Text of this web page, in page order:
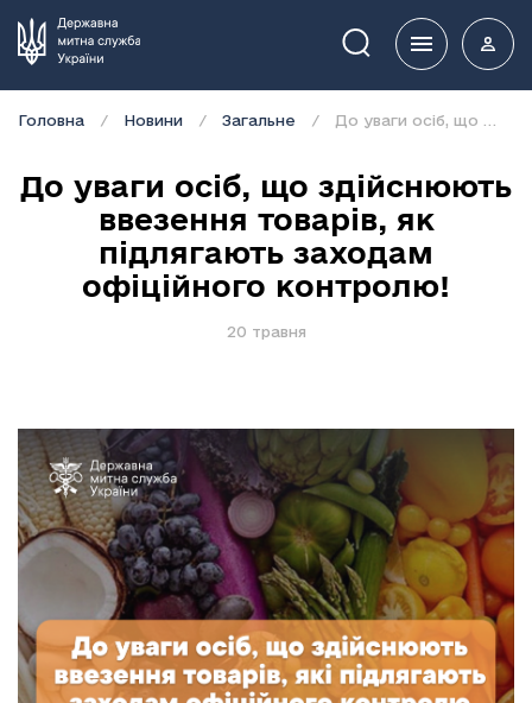
Пошук
Головна Новини Загальне
До уваги осіб, що здійснюють
ввезення товарів, як
підлягають заходам
офіційного контролю!
20 травня